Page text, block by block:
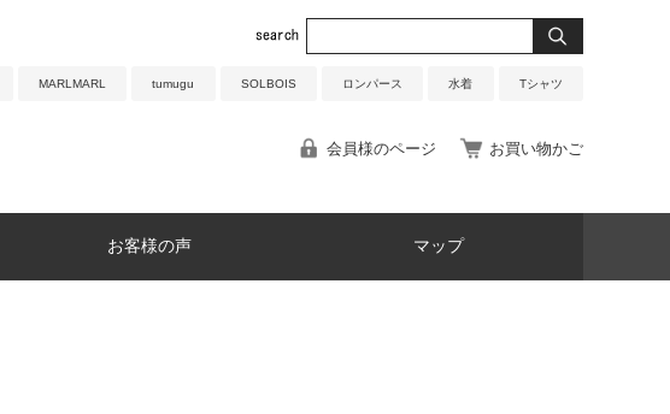
MARLMARL tumugu SOLBOIS ロンパース 水着 Tシャツ
会員様のページ お買い物かご
お客様の声 マップ